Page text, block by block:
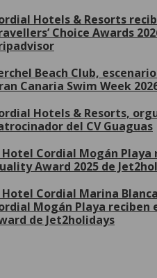
Hotels & Resorts
Choice Awards
Beach Club,
Canaria Swim Week
Hotels & Resorts,
del CV Guaguas
Hotel Cordial Mogán Playa
Award 2025 de
Hotel Cordial Marina
Mogán Playa reciben
de Jet2holidays